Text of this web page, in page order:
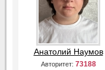
Анатолий Наумов
Авторитет: 73188